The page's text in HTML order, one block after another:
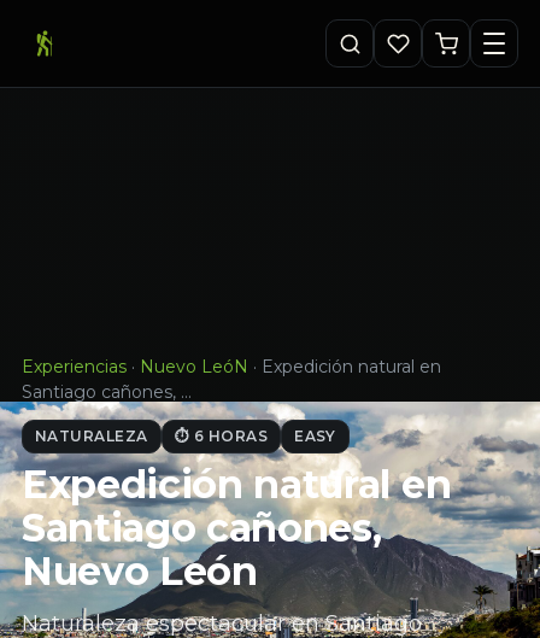
Experiencias · Nuevo LeóN · Expedición natural en
Santiago cañones, …
NATURALEZA ⏱ 6 HORAS EASY
Expedición natural en
Santiago cañones,
Nuevo León
Naturaleza espectacular en Santiago